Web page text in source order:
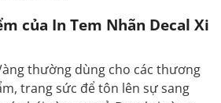
của In Tem Nhãn Decal Xi
thường dùng cho các thương
trang sức để tôn lên sự sang